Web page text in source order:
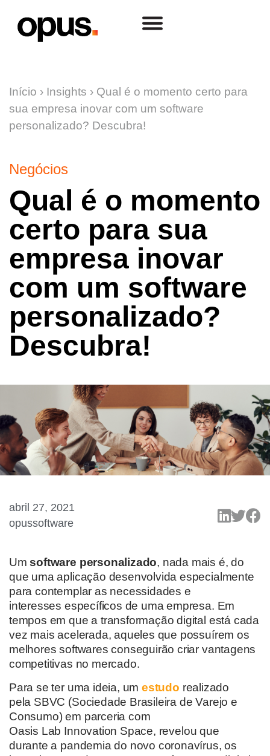
Início › Insights › Qual é o momento certo para
sua empresa inovar com um software
personalizado? Descubra!
Negócios
Qual é o momento
certo para sua
empresa inovar
com um software
personalizado?
Descubra!
abril 27, 2021
opussoftware
Umsoftware personalizado, nada mais é, do
que uma aplicação desenvolvida especialmente
para contemplar as necessidades e
interesses específicos de umaempresa. Em
tempos em que a transformação digital está cada
vez mais acelerada,aqueles que possuírem os
melhores softwares conseguirão criar vantagens
competitivas no mercado.
Para se ter uma ideia, umestudo realizado
pela SBVC (Sociedade Brasileira de Varejo e
Consumo) em parceria com
Oasis Lab Innovation Space, revelou que
durante a pandemia do novo coronavírus, os